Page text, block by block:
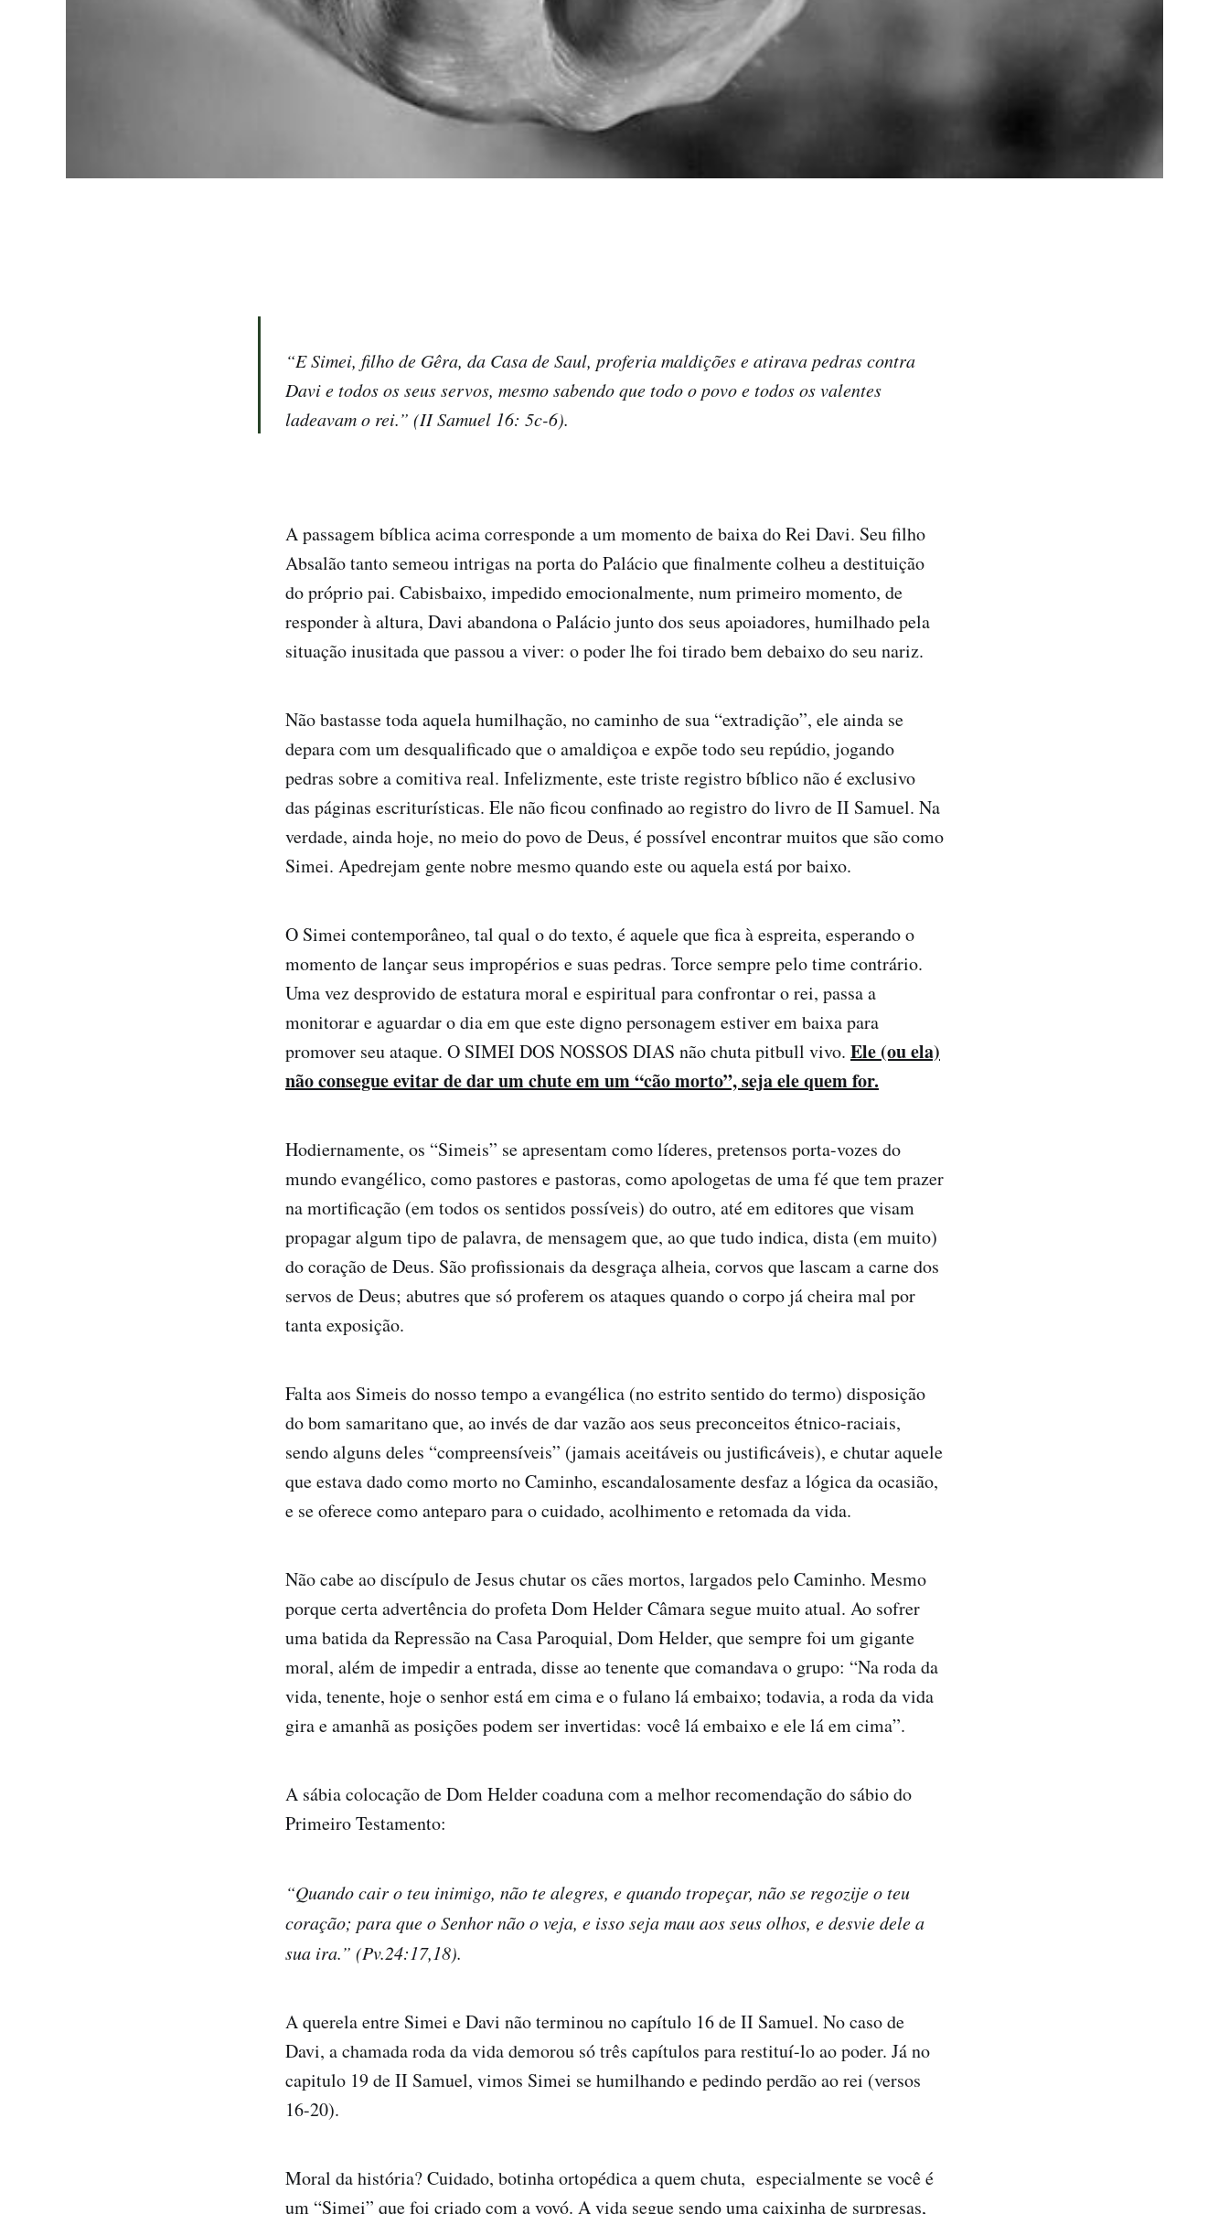
“E Simei, filho de Gêra, da Casa de Saul, proferia maldições e atirava pedras contra
Davi e todos os seus servos, mesmo sabendo que todo o povo e todos os valentes
ladeavam o rei.” (II Samuel 16: 5c-6).
A passagem bíblica acima corresponde a um momento de baixa do Rei Davi. Seu filho
Absalão tanto semeou intrigas na porta do Palácio que finalmente colheu a destituição
do próprio pai. Cabisbaixo, impedido emocionalmente, num primeiro momento, de
responder à altura, Davi abandona o Palácio junto dos seus apoiadores, humilhado pela
situação inusitada que passou a viver: o poder lhe foi tirado bem debaixo do seu nariz.
Não bastasse toda aquela humilhação, no caminho de sua “extradição”, ele ainda se
depara com um desqualificado que o amaldiçoa e expõe todo seu repúdio, jogando
pedras sobre a comitiva real. Infelizmente, este triste registro bíblico não é exclusivo
das páginas escriturísticas. Ele não ficou confinado ao registro do livro de II Samuel. Na
verdade, ainda hoje, no meio do povo de Deus, é possível encontrar muitos que são como
Simei. Apedrejam gente nobre mesmo quando este ou aquela está por baixo.
O Simei contemporâneo, tal qual o do texto, é aquele que fica à espreita, esperando o
momento de lançar seus impropérios e suas pedras. Torce sempre pelo time contrário.
Uma vez desprovido de estatura moral e espiritual para confrontar o rei, passa a
monitorar e aguardar o dia em que este digno personagem estiver em baixa para
promover seu ataque. O SIMEI DOS NOSSOS DIAS não chuta pitbull vivo. Ele (ou ela)
não consegue evitar de dar um chute em um “cão morto”, seja ele quem for.
Hodiernamente, os “Simeis” se apresentam como líderes, pretensos porta-vozes do
mundo evangélico, como pastores e pastoras, como apologetas de uma fé que tem prazer
na mortificação (em todos os sentidos possíveis) do outro, até em editores que visam
propagar algum tipo de palavra, de mensagem que, ao que tudo indica, dista (em muito)
do coração de Deus. São profissionais da desgraça alheia, corvos que lascam a carne dos
servos de Deus; abutres que só proferem os ataques quando o corpo já cheira mal por
tanta exposição.
Falta aos Simeis do nosso tempo a evangélica (no estrito sentido do termo) disposição
do bom samaritano que, ao invés de dar vazão aos seus preconceitos étnico-raciais,
sendo alguns deles “compreensíveis” (jamais aceitáveis ou justificáveis), e chutar aquele
que estava dado como morto no Caminho, escandalosamente desfaz a lógica da ocasião,
e se oferece como anteparo para o cuidado, acolhimento e retomada da vida.
Não cabe ao discípulo de Jesus chutar os cães mortos, largados pelo Caminho. Mesmo
porque certa advertência do profeta Dom Helder Câmara segue muito atual. Ao sofrer
uma batida da Repressão na Casa Paroquial, Dom Helder, que sempre foi um gigante
moral, além de impedir a entrada, disse ao tenente que comandava o grupo: “Na roda da
vida, tenente, hoje o senhor está em cima e o fulano lá embaixo; todavia, a roda da vida
gira e amanhã as posições podem ser invertidas: você lá embaixo e ele lá em cima”.
A sábia colocação de Dom Helder coaduna com a melhor recomendação do sábio do
Primeiro Testamento:
“Quando cair o teu inimigo, não te alegres, e quando tropeçar, não se regozije o teu
coração; para que o Senhor não o veja, e isso seja mau aos seus olhos, e desvie dele a
sua ira.” (Pv.24:17,18).
A querela entre Simei e Davi não terminou no capítulo 16 de II Samuel. No caso de
Davi, a chamada roda da vida demorou só três capítulos para restituí-lo ao poder. Já no
capitulo 19 de II Samuel, vimos Simei se humilhando e pedindo perdão ao rei (versos
16-20).
Moral da história? Cuidado, botinha ortopédica a quem chuta, especialmente se você é
um “Simei” que foi criado com a vovó. A vida segue sendo uma caixinha de surpresas,